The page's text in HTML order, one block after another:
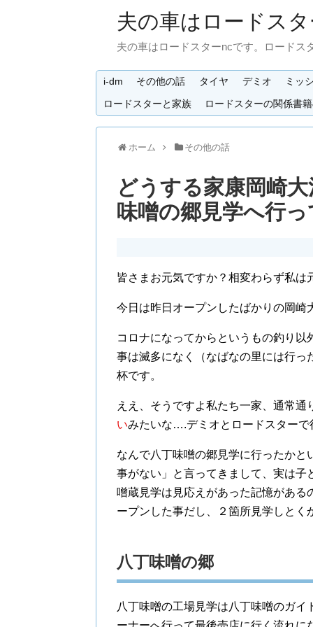
夫の車はロードス
夫の車はロードスターncです。ロードス
i-dm その他の話 タイヤ デミオ
ミッ
ロードスターと家族
ロードスターの関係書
ホーム その他の話
どうする家康岡崎
味噌の郷見学へ行
皆さまお元気ですか？相変わらず私は
今日は昨日オープンしたばかりの岡
コロナになってからというもの釣り
事は滅多になく（なばなの里には行っ
杯です。
ええ、そうですよ私たち一家、通常通
いみたいな….デミオとロードスターで
なんで八丁味噌の郷見学に行ったか
事がない」と言ってきまして、実は
噌蔵見学は見応えがあった記憶があ
ープンした事だし、２箇所見学しとく
八丁味噌の郷
八丁味噌の工場見学は八丁味噌のガ